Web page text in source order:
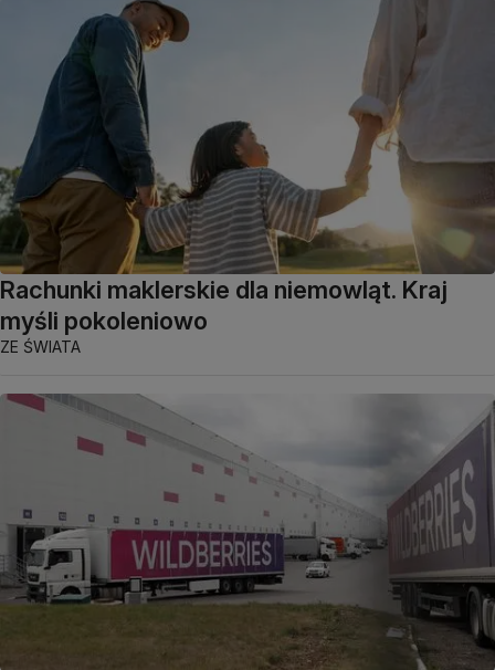
Rachunki maklerskie dla niemowląt. Kraj
myśli pokoleniowo
ZE ŚWIATA